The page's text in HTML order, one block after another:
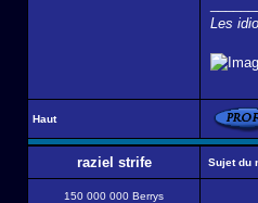
Les
Haut
raziel strife Sujet du
150 000 000 Berrys